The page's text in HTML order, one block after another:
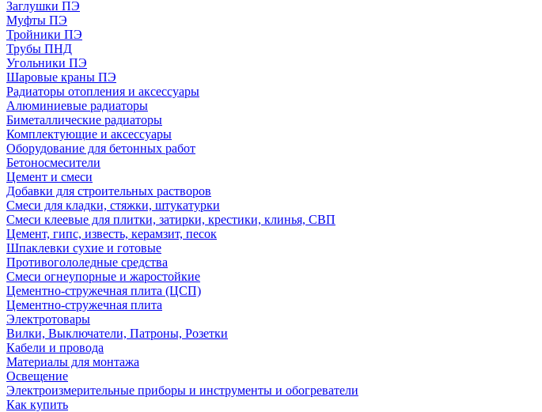
Заглушки ПЭ
Муфты ПЭ
Тройники ПЭ
Трубы ПНД
Угольники ПЭ
Шаровые краны ПЭ
Радиаторы отопления и аксессуары
Алюминиевые радиаторы
Биметаллические радиаторы
Комплектующие и аксессуары
Оборудование для бетонных работ
Бетоносмесители
Цемент и смеси
Добавки для строительных растворов
Смеси для кладки, стяжки, штукатурки
Смеси клеевые для плитки, затирки, крестики, клинья, СВП
Цемент, гипс, известь, керамзит, песок
Шпаклевки сухие и готовые
Противогололедные средства
Смеси огнеупорные и жаростойкие
Цементно-стружечная плита (ЦСП)
Цементно-стружечная плита
Электротовары
Вилки, Выключатели, Патроны, Розетки
Кабели и провода
Материалы для монтажа
Освещение
Электроизмерительные приборы и инструменты и обогреватели
Как купить